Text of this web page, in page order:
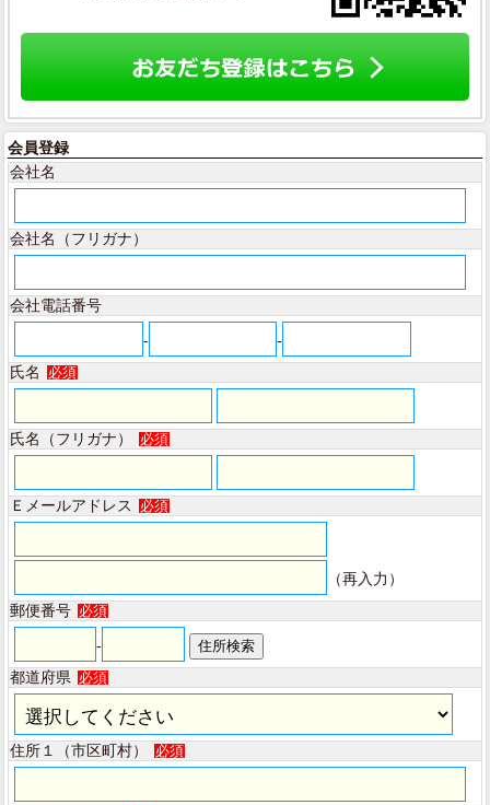
会員登録
会社名
会社名（フリガナ）
会社電話番号
-
-
氏名
必須
氏名（フリガナ） 必須
Ｅメールアドレス 必須
（再入力）
郵便番号 必須
-
都道府県 必須
住所１（市区町村） 必須